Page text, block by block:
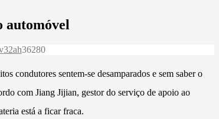
automóvel
36280
condutores sentem-se desamparados e sem saber o
com Jiang Jijian, gestor do serviço de apoio ao
está a ficar fraca.